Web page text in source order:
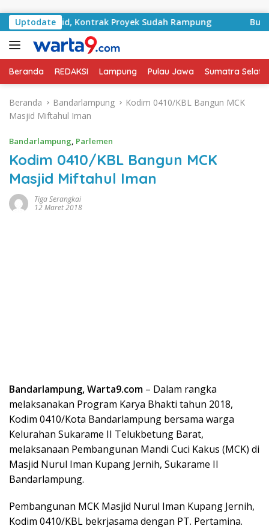
Uptodate
Basyid, Kontrak Proyek Sudah Rampung Bulan
Beranda REDAKSI Lampung Pulau Jawa Sumatra
Beranda Bandarlampung
Kodim 0410/KBL Bangun MCK
Masjid Miftahul Iman
Bandarlampung, Parlemen
Kodim 0410/KBL Bangun MCK
Masjid Miftahul Iman
Tiga Serangkai
12 Maret 2018
Bandarlampung, Warta9.com – Dalam rangka
melaksanakan Program Karya Bhakti tahun 2018,
Kodim 0410/Kota Bandarlampung bersama warga
Kelurahan Sukarame II Telukbetung Barat,
melaksanaan Pembangunan Mandi Cuci Kakus (MCK) di
Masjid Nurul Iman Kupang Jernih, Sukarame II
Bandarlampung.
Pembangunan MCK Masjid Nurul Iman Kupang Jernih,
Kodim 0410/KBL bekrjasama dengan PT. Pertamina.